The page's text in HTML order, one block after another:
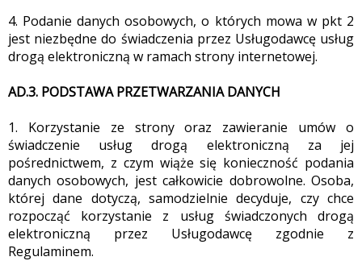
4. Podanie danych osobowych, o których mowa w pkt 2
jest niezbędne do świadczenia przez Usługodawcę usług
drogą elektroniczną w ramach strony internetowej.
AD.3. PODSTAWA PRZETWARZANIA DANYCH
1. Korzystanie ze strony oraz zawieranie umów o
świadczenie usług drogą elektroniczną za jej
pośrednictwem, z czym wiąże się konieczność podania
danych osobowych, jest całkowicie dobrowolne. Osoba,
której dane dotyczą, samodzielnie decyduje, czy chce
rozpocząć korzystanie z usług świadczonych drogą
elektroniczną przez Usługodawcę zgodnie z
Regulaminem.